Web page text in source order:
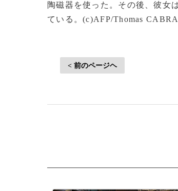
陶磁器を使った。その後、彼女
ている。(c)AFP/Thomas
< 前のページヘ